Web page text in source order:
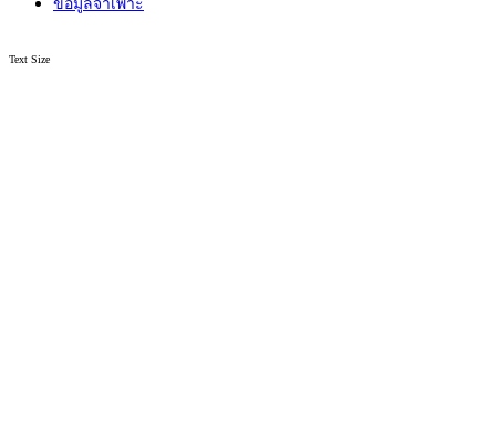
ข้อมูลจำเพาะ
Text Size